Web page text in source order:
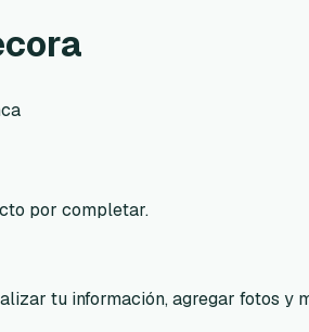
por completar.
tu información, agregar fotos y